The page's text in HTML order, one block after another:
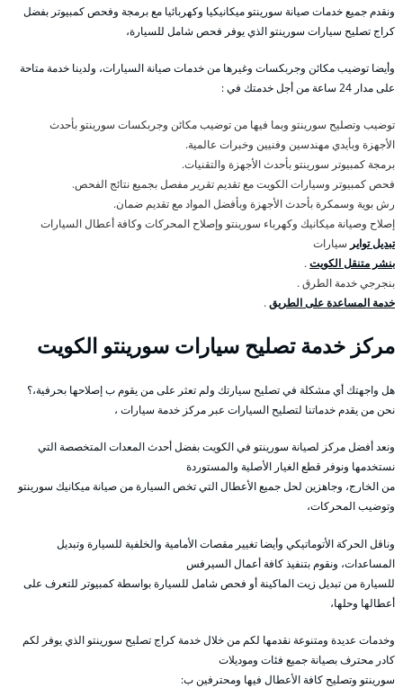
ونقدم جميع خدمات صيانة سورينتو ميكانيكيا وكهربائيا مع برمجة وفحص كمبيوتر بفضل
كراج تصليح سيارات سورينتو الذي يوفر فحص شامل للسيارة،
وأيضا توضيب مكائن وجربكسات وغيرها من خدمات صيانة السيارات، ولدينا خدمة متاحة
على مدار 24 ساعة من أجل خدمتك في :
توضيب وتصليح سورينتو وبما فيها من توضيب مكائن وجربكسات سورينتو بأحدث
الأجهزة وبأيدي مهندسين وفنيين وخبرات عالمية.
برمجة كمبيوتر سورينتو بأحدث الأجهزة والتقنيات.
فحص كمبيوتر وسيارات الكويت مع تقديم تقرير مفصل بجميع نتائج الفحص.
رش بوية وسمكرة بأحدث الأجهزة وبأفضل المواد مع تقديم ضمان.
إصلاح وصيانة ميكانيك وكهرباء سورينتو وإصلاح المحركات وكافة أعطال السيارات
تبديل تواير سيارات
بنشر متنقل الكويت.
بنجرجي خدمة الطرق .
خدمة المساعدة على الطريق.
مركز خدمة تصليح سيارات سورينتو الكويت
هل واجهتك أي مشكلة في تصليح سيارتك ولم تعثر على من يقوم ب إصلاحها بحرفية،؟
نحن من يقدم خدماتنا لتصليح السيارات عبر مركز خدمة سيارات ،
ونعد أفضل مركز لصيانة سورينتو في الكويت بفضل أحدث المعدات المتخصصة التي
نستخدمها ونوفر قطع الغيار الأصلية والمستوردة
من الخارج، وجاهزين لحل جميع الأعطال التي تخص السيارة من صيانة ميكانيك سورينتو
وتوضيب المحركات،
وناقل الحركة الأتوماتيكي وأيضا تغيير مقصات الأمامية والخلفية للسيارة وتبديل
المساعدات، ونقوم بتنفيذ كافة أعمال السيرفس
للسيارة من تبديل زيت الماكينة أو فحص شامل للسيارة بواسطة كمبيوتر للتعرف على
أعطالها وحلها،
وخدمات عديدة ومتنوعة نقدمها لكم من خلال خدمة كراج تصليح سورينتو الذي يوفر لكم
كادر محترف بصيانة جميع فئات وموديلات
سورينتو وتصليح كافة الأعطال فيها ومحترفين ب: